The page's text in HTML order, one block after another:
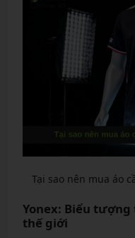
Tại sao nên mua áo
Yonex: Biểu
thế giới